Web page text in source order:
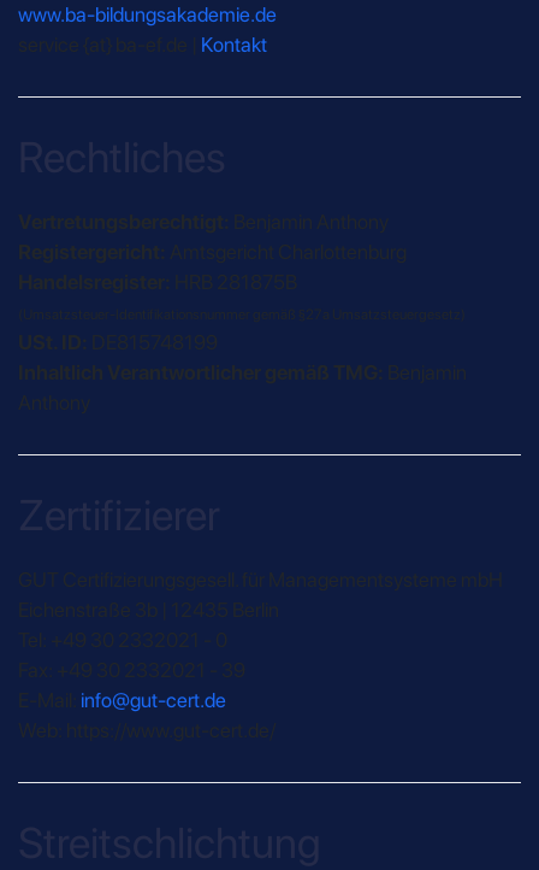
www.ba-bildungsakademie.de
service {at} ba-ef.de | Kontakt
Rechtliches
Vertretungsberechtigt: Benjamin Anthony
Registergericht: Amtsgericht Charlottenburg
Handelsregister: HRB 281875B
(Umsatzsteuer-Identifikationsnummer gemäß §27a Umsatzsteuergesetz)
USt. ID: DE815748199
Inhaltlich Verantwortlicher gemäß TMG: Benjamin
Anthony
Zertifizierer
GUT Certifizierungsgesell. für Managementsysteme mbH
Eichenstraße 3b | 12435 Berlin
Tel: +49 30 2332021 - 0
Fax: +49 30 2332021 - 39
E-Mail: info@gut-cert.de
Web: https://www.gut-cert.de/
Streitschlichtung